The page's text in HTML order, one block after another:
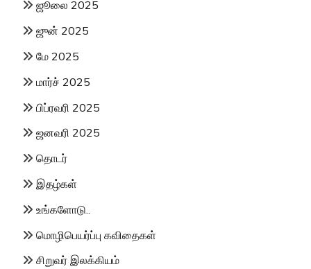
ஜூலை 2025
ஜுன் 2025
மே 2025
மார்ச் 2025
பிப்ரவரி 2025
ஜனவரி 2025
தொடர்
இதழ்கள்
உங்களோடு..
மொழிபெயர்ப்பு கவிதைகள்
சிறுவர் இலக்கியம்